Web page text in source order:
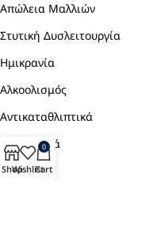
Απώλεια Μαλλιών
Στυτική Δυσλειτουργία
Ημικρανία
Αλκοολισμός
Αντικαταθλιπτικά
Αναλγητικά
ShopWishlist
0
Cart